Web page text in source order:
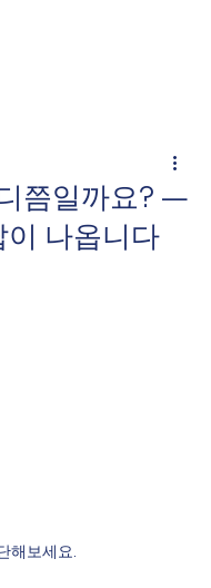
쯤일까요? —
나옵니다
해보세요.